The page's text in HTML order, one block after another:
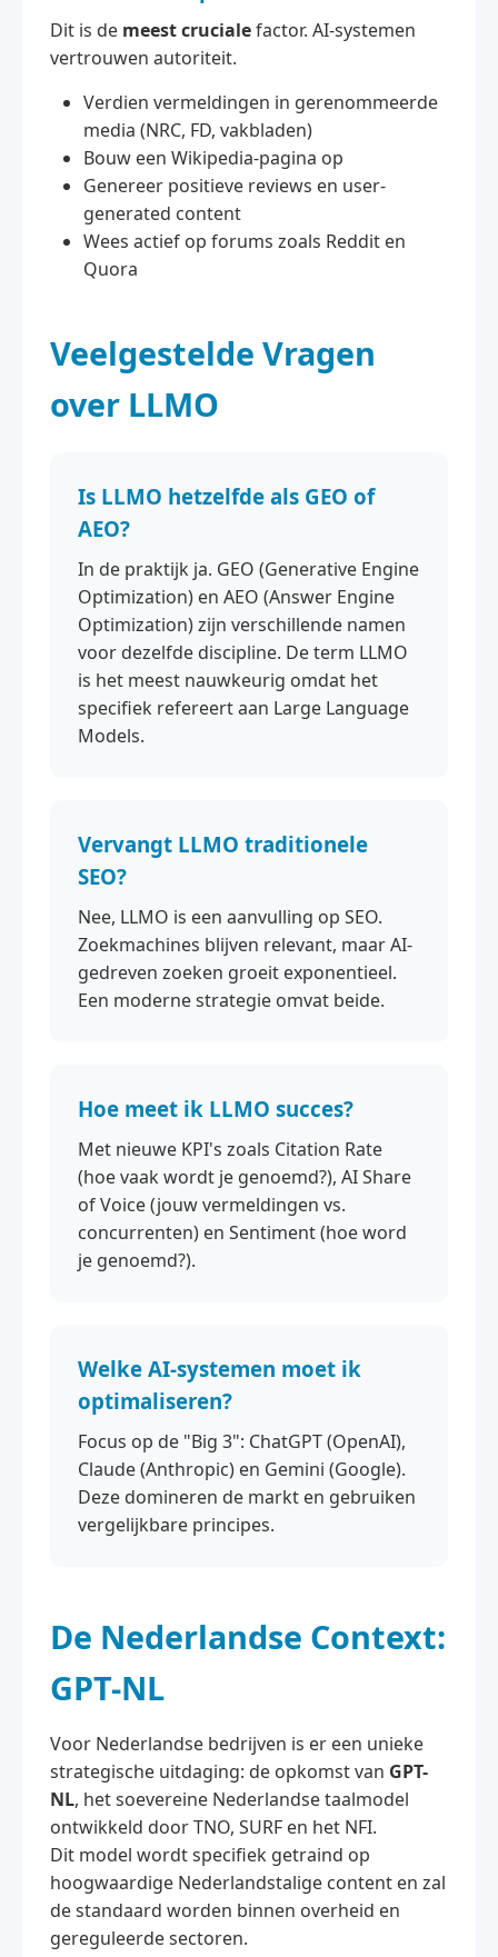
Dit is de meest crucialefactor. AI-systemen
vertrouwen autoriteit.
Verdien vermeldingen in gerenommeerde
media (NRC, FD, vakbladen)
Bouw een Wikipedia-pagina op
Genereer positieve reviews en user-
generated content
Wees actief op forums zoals Reddit en
Quora
Veelgestelde Vragen
over LLMO
Is LLMO hetzelfde als GEO of
AEO?
In de praktijk ja. GEO (Generative Engine
Optimization) en AEO (Answer Engine
Optimization) zijn verschillende namen
voor dezelfde discipline. De term LLMO
is het meest nauwkeurig omdat het
specifiek refereert aan Large Language
Models.
Vervangt LLMO traditionele
SEO?
Nee, LLMO is een aanvulling op SEO.
Zoekmachines blijven relevant, maar AI-
gedreven zoeken groeit exponentieel.
Een moderne strategie omvat beide.
Hoe meet ik LLMO succes?
Met nieuwe KPI's zoals Citation Rate
(hoe vaak wordt je genoemd?), AI Share
of Voice (jouw vermeldingen vs.
concurrenten) en Sentiment (hoe word
je genoemd?).
Welke AI-systemen moet ik
optimaliseren?
Focus op de "Big 3": ChatGPT (OpenAI),
Claude (Anthropic) en Gemini (Google).
Deze domineren de markt en gebruiken
vergelijkbare principes.
De Nederlandse Context:
GPT-NL
Voor Nederlandse bedrijven is er een unieke
strategische uitdaging: de opkomst van GPT-
NL, het soevereine Nederlandse taalmodel
ontwikkeld door TNO, SURF en het NFI.
Dit model wordt specifiek getraind op
hoogwaardige Nederlandstalige content en zal
de standaard worden binnen overheid en
gereguleerde sectoren.